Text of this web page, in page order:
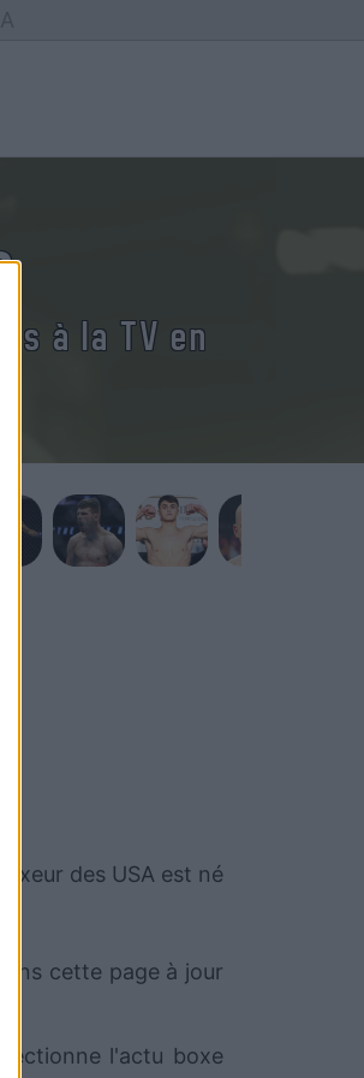
à la TV en
des USA est né
cette page à jour
l'actu boxe